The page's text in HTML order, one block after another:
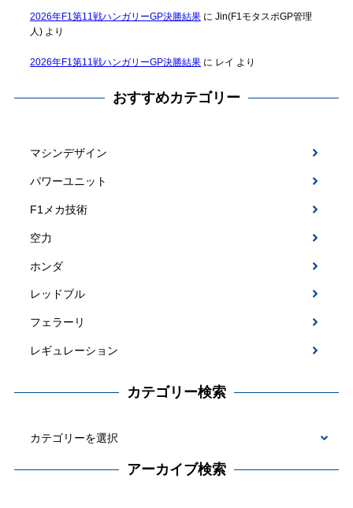
2026年F1第11戦ハンガリーGP決勝結果に Jin(F1モタスポGP管理
人)より
2026年F1第11戦ハンガリーGP決勝結果に レイ より
おすすめカテゴリー
マシンデザイン
パワーユニット
F1メカ技術
空力
ホンダ
レッドブル
フェラーリ
レギュレーション
カテゴリー検索
アーカイブ検索